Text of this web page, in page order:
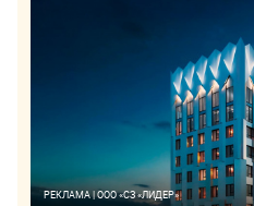
РЕКЛАМА | ООО «СЗ «ЛИДЕР»